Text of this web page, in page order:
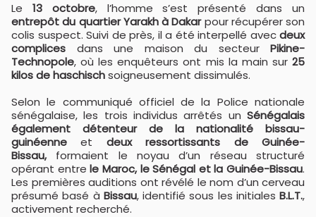
Le 13 octobre, l’homme s’est présenté dans un
entrepôt du quartier Yarakh à Dakarpour récupérer son
colis suspect. Suivi de près, il a été interpellé avecdeux
complices dans une maison du secteur Pikine-
Technopole, où les enquêteurs ont mis la main sur 25
kilos de haschischsoigneusement dissimulés.
Selon le communiqué officiel de la Police nationale
sénégalaise, les trois individus arrêtés un Sénégalais
également détenteur de la nationalité bissau-
guinéenne et deux ressortissants de Guinée-
Bissau,formaient le noyau d’un réseau structuré
opérant entrele Maroc, le Sénégal et la Guinée-Bissau.
Les premières auditions ont révélé le nom d’un cerveau
présumé basé à Bissau, identifié sous les initiales B.L.T.,
activement recherché.